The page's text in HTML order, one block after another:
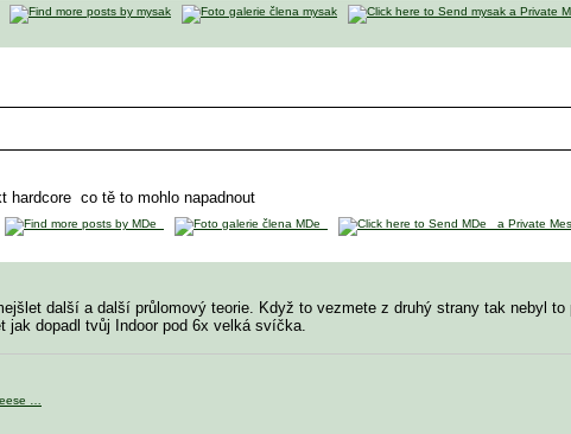
hardcore co tě to mohlo napadnout
další a další průlomový teorie. Když to vezmete z druhý strany tak nebyl
jak dopadl tvůj Indoor pod 6x velká svíčka.
…